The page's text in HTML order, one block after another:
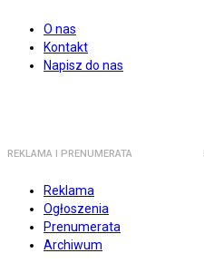
O nas
Kontakt
Napisz do nas
REKLAMA I PRENUMERATA
Reklama
Ogłoszenia
Prenumerata
Archiwum